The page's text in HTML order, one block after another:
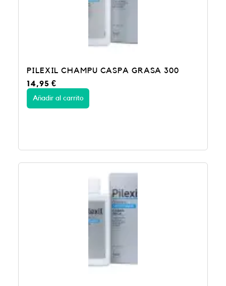
PILEXIL CHAMPU CASPA GRASA 300
14,95€
Añadir al carrito